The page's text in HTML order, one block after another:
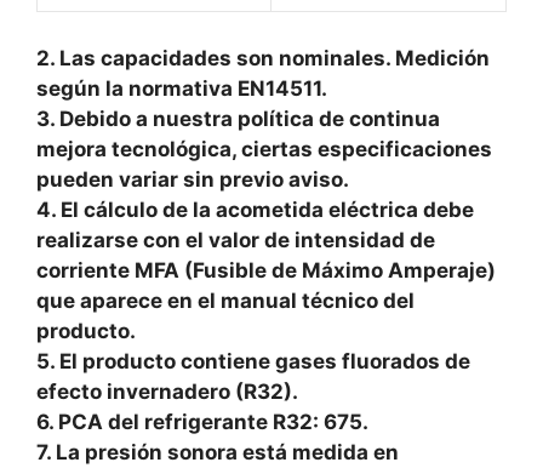
2. Las capacidades son nominales. Medición
según la normativa EN14511.
3. Debido a nuestra política de continua
mejora tecnológica, ciertas especificaciones
pueden variar sin previo aviso.
4. El cálculo de la acometida eléctrica debe
realizarse con el valor de intensidad de
corriente MFA (Fusible de Máximo Amperaje)
que aparece en el manual técnico del
producto.
5. El producto contiene gases fluorados de
efecto invernadero (R32).
6. PCA del refrigerante R32: 675.
7. La presión sonora está medida en